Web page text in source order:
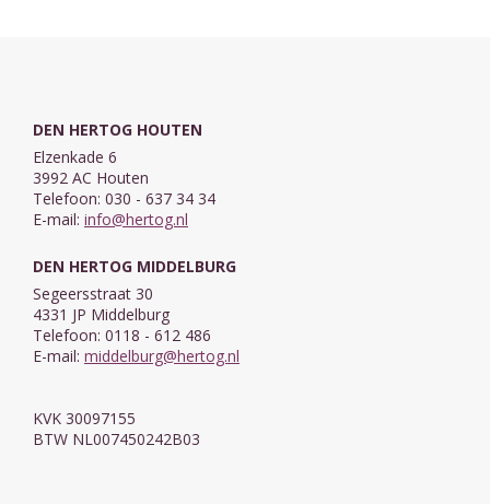
DEN HERTOG HOUTEN
Elzenkade 6
3992 AC Houten
Telefoon: 030 - 637 34 34
E-mail: info@hertog.nl
DEN HERTOG MIDDELBURG
Segeersstraat 30
4331 JP Middelburg
Telefoon: 0118 - 612 486
E-mail: middelburg@hertog.nl
KVK 30097155
BTW NL007450242B03